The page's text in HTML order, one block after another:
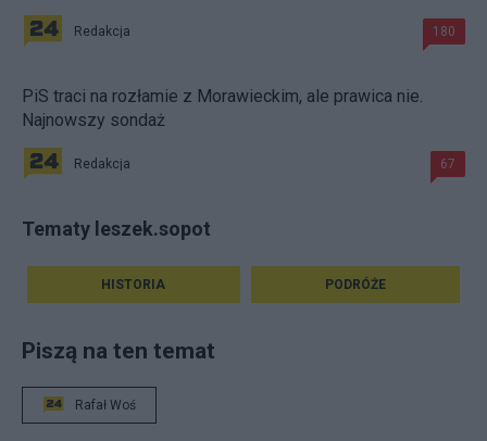
Redakcja 180
PiS traci na rozłamie z Morawieckim, ale prawica nie.
Najnowszy sondaż
Redakcja 67
Tematy leszek.sopot
HISTORIA PODRÓŻE
Piszą na ten temat
Rafał Woś